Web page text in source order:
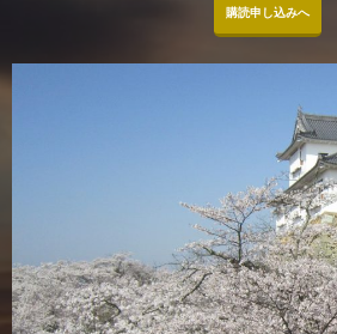
購読申し込みへ